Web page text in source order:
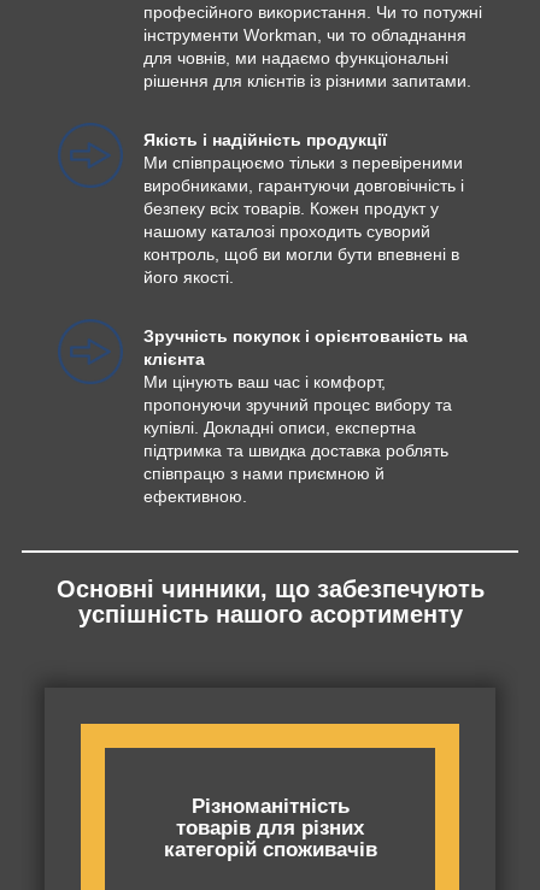
професійного використання. Чи то потужні
інструменти Workman, чи то обладнання
для човнів, ми надаємо функціональні
рішення для клієнтів із різними запитами.
Якість і надійність продукції
Ми співпрацюємо тільки з перевіреними
виробниками, гарантуючи довговічність і
безпеку всіх товарів. Кожен продукт у
нашому каталозі проходить суворий
контроль, щоб ви могли бути впевнені в
його якості.
Зручність покупок і орієнтованість на
клієнта
Ми цінують ваш час і комфорт,
пропонуючи зручний процес вибору та
купівлі. Докладні описи, експертна
підтримка та швидка доставка роблять
співпрацю з нами приємною й
ефективною.
Основні чинники, що забезпечують
успішність нашого асортименту
Різноманітність
товарів для різних
категорій споживачів